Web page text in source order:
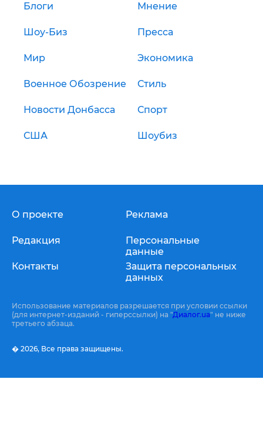
Блоги Мнение
Шоу-Биз Пресса
Мир Экономика
Военное Обозрение Стиль
Новости Донбасса Спорт
США Шоубиз
О проекте
Редакция
Контакты
Реклама
Персональные
данные
Защита персональных
данных
Использование материалов разрешается при условии ссылки
(для интернет-изданий - гиперссылки) на "Диалог.ua" не ниже
третьего абзаца.
� 2026, Все права защищены.